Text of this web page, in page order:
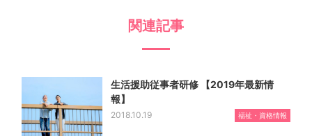
関連記事
生活援助従事者研修 【2019年最新情
報】
2018.10.19 福祉・資格情報